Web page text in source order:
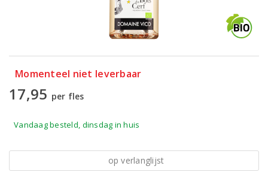
Momenteel niet leverbaar
17,95 per fles
Vandaag besteld, dinsdag in huis
op verlanglijst